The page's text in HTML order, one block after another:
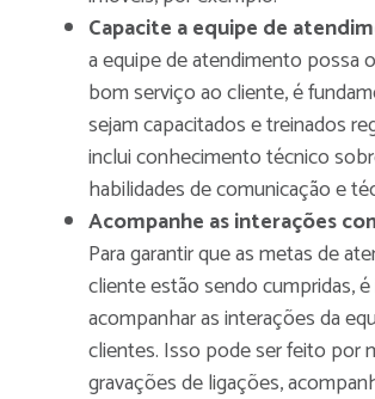
Capacite a equipe de
a equipe de atendimento possa
bom serviço ao cliente, é
sejam capacitados e treinados
inclui conhecimento técnico
habilidades de comunicação e
Acompanhe as interações
Para garantir que as metas de
cliente estão sendo cumpridas,
acompanhar as interações da
clientes. Isso pode ser feito por
gravações de ligações,